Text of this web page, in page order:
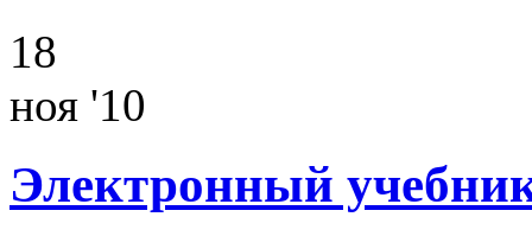
18
ноя '10
Электронный